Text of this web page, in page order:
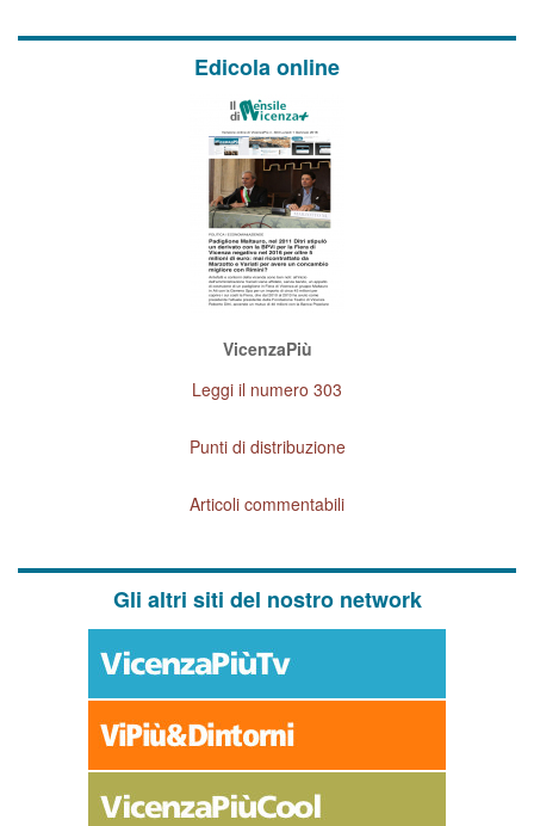
Edicola online
VicenzaPiù
Leggi il numero 303
Punti di distribuzione
Articoli commentabili
Gli altri siti del nostro network